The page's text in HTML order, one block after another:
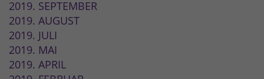
2019. SEPTEMBER
2019. AUGUST
2019. JULI
2019. MAI
2019. APRIL